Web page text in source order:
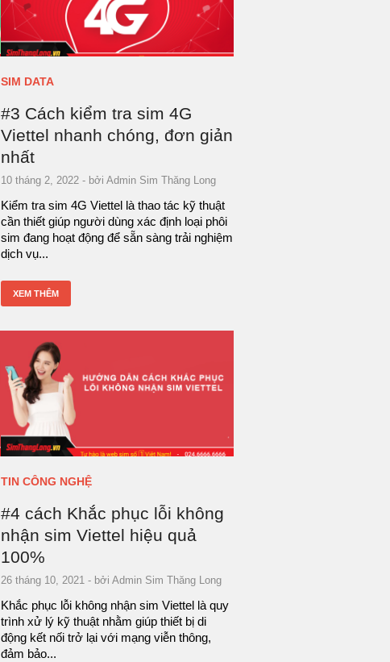
SIM DATA
#3 Cách kiểm tra sim 4G
Viettel nhanh chóng, đơn giản
nhất
10 tháng 2, 2022- bởi Admin Sim Thăng Long
Kiểm tra sim 4G Viettel là thao tác kỹ thuật
cần thiết giúp người dùng xác định loại phôi
sim đang hoạt động để sẵn sàng trải nghiệm
dịch vụ...
XEM THÊM
TIN CÔNG NGHỆ
#4 cách Khắc phục lỗi không
nhận sim Viettel hiệu quả
100%
26 tháng 10, 2021- bởi Admin Sim Thăng Long
Khắc phục lỗi không nhận sim Viettel là quy
trình xử lý kỹ thuật nhằm giúp thiết bị di
động kết nối trở lại với mạng viễn thông,
đảm bảo...